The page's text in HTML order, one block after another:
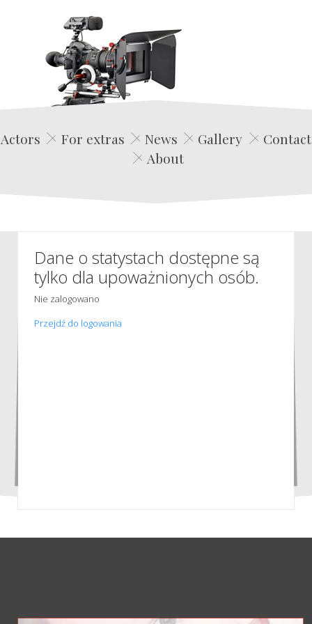
Edwin Film Agencja Aktorska
Actors For extras News Gallery
Contact
About
Dane o statystach dostępne są
tylko dla upoważnionych osób.
Nie zalogowano
Przejdź do logowania